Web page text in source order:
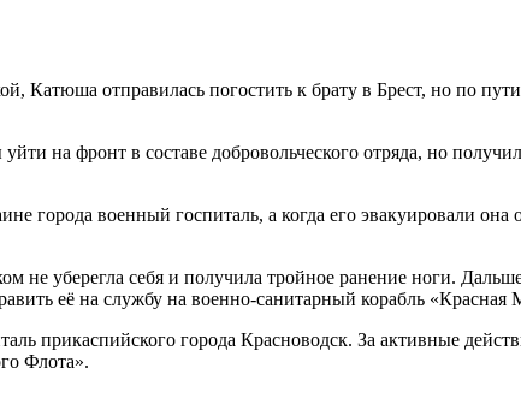
отправилась погостить к брату в Брест, но по
на фронт в составе добровольческого отряда, но
города военный госпиталь, а когда его эвакуировали она
уберегла себя и получила тройное ранение ноги.
её на службу на военно-санитарный корабль «Красная
прикаспийского города Красноводск. За активные
Флота».